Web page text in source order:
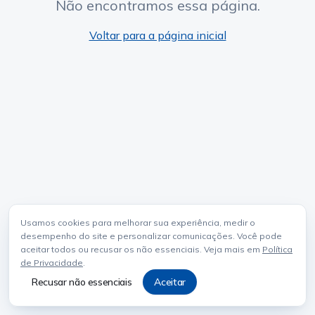
Usamos cookies para melhorar sua experiência, medir o
desempenho do site e personalizar comunicações. Você pode
aceitar todos ou recusar os não essenciais. Veja mais em Política
de Privacidade.
Recusar não essenciais Aceitar
Não encontramos essa página.
Voltar para a página inicial